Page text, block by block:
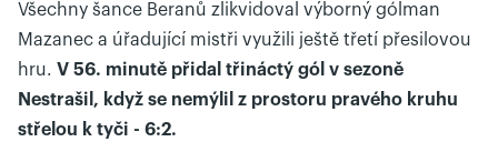
Všechny šance Beranů zlikvidoval výborný gólman
Mazanec a úřadující mistři využili ještě třetí přesilovou
hru. V 56. minutě přidal třináctý gól v sezoně
Nestrašil, když se nemýlil z prostoru pravého kruhu
střelou k tyči - 6:2.